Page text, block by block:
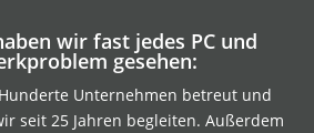
wir fast jedes PC und
gesehen:
Unternehmen betreut und
seit 25 Jahren begleiten. Außerdem